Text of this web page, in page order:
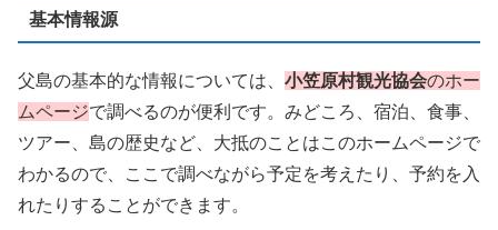
基本情報源
父島の基本的な情報については、 小笠原村観光協会のホー
ムページで調べるのが便利です。みどころ、宿泊、食事、
ツアー、島の歴史など、大抵のことはこのホームページで
わかるので、ここで調べながら予定を考えたり、予約を入
れたりすることができます。